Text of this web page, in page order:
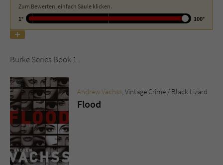
Zum Bewerten, einfach Säule klicken.
1°
100°
Burke Series Book 1
Andrew Vachss, Vintage Crime / Black Lizard
Flood
Name tx_pwcomments_ahash
Zweck Cookie für Kommentare einzelner Buchtitel
Name
Anbieter